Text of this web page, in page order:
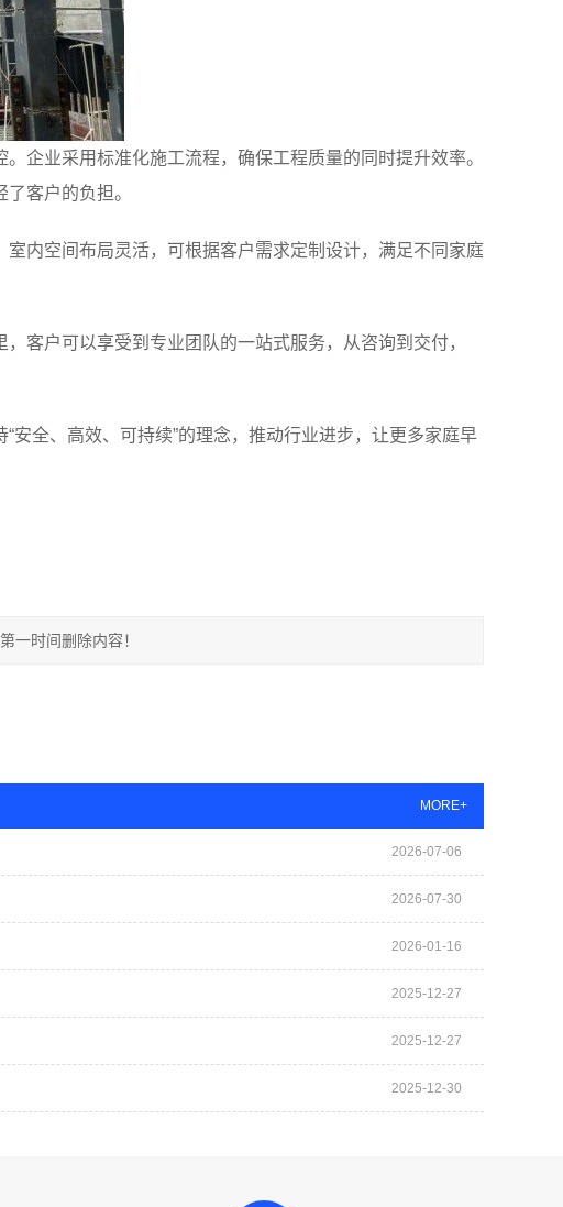
企业采用标准化施工流程，确保工程质量的同时提升效率。
客户的负担。
内空间布局灵活，可根据客户需求定制设计，满足不同家庭
客户可以享受到专业团队的一站式服务，从咨询到交付，
全、高效、可持续”的理念，推动行业进步，让更多家庭早
一时间删除内容！
MORE+
2026-07-06
2026-07-30
2026-01-16
2025-12-27
2025-12-27
2025-12-30